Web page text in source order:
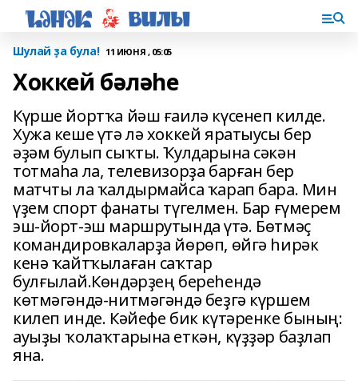
Шулай ҙа була! 11 ИЮНЯ , 05:05
Хоккей бәләһе
Күрше йортҡа йәш ғаилә күсенеп килде.
Хужа кеше үтә лә хоккей яратыусы бер
әҙәм булып сыҡты. Ҡулдарына сәкән
тотмаһа ла, телевизорҙа барған бер
матчты ла ҡалдырмайса ҡарап бара. Мин
үҙем спорт фанаты түгелмен. Бар ғүмерем
эш-йорт-эш маршрутында үтә. Бөтмәҫ
командировкаларҙа йөрөп, өйгә һирәк
кенә ҡайтҡылаған саҡтар
булғылай.Көндәрҙең береһендә
көтмәгәндә-нитмәгәндә беҙгә күршем
килеп инде. Кәйефе бик күтәренке бының:
ауыҙы ҡолаҡтарына еткән, күҙҙәр баҙлап
яна.